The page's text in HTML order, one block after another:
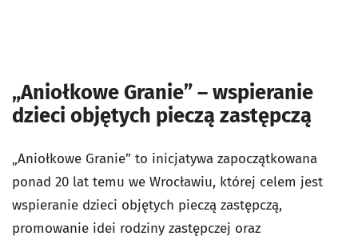
„Aniołkowe Granie” – wspieranie
dzieci objętych pieczą zastępczą
„Aniołkowe Granie” to inicjatywa zapoczątkowana
ponad 20 lat temu we Wrocławiu, której celem jest
wspieranie dzieci objętych pieczą zastępczą,
promowanie idei rodziny zastępczej oraz